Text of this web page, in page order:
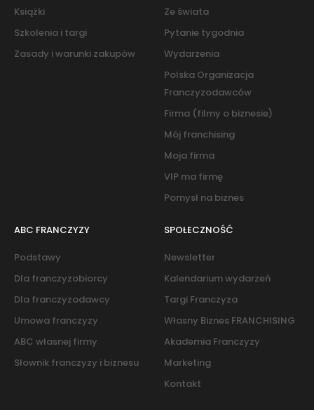
Książki
Szkolenia i targi
Zasady i warunki zakupów
Ze świata
Pytanie tygodnia
Wydarzenia
Polska Organizacja
Franczyzodawców
Firma (filmy o biznesie)
Mój franchising
Moja firma
VIP ma firmę
Pomysł na biznes
ABC FRANCZYZY
Podstawy
Dla franczyzobiorcy
Dla franczyzodawcy
Umowa franczyzy
ABC własnej firmy
Słownik franczyzy i biznesu
SPOŁECZNOŚĆ
Newsletter
Kalendarium wydarzeń
Targi Franczyza
Własny Biznes FRANCHISING
Akademia Franczyzy
Marketing
Kontakt